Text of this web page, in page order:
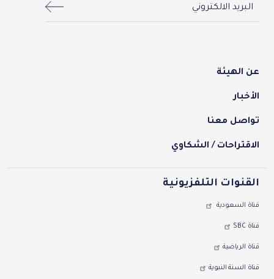
menu-footer
عن الهيئة
الأخبار
تواصل معنا
الاقتراحات / الشكاوي
القنوات التلفزيونية
قناة السعودية
قناة SBC
قناة الرياضية
قناة السنة النبوية